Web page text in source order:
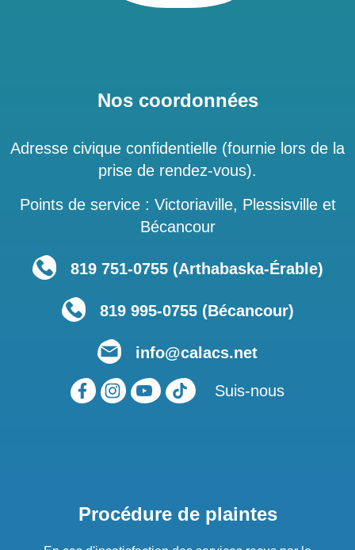
Nos coordonnées
Adresse civique confidentielle (fournie lors de la
prise de rendez-vous).
Points de service : Victoriaville, Plessisville et
Bécancour
819 751‑0755 (Arthabaska-Érable)
819 995-0755 (Bécancour)
info@calacs.net
Suis-nous
Procédure de plaintes